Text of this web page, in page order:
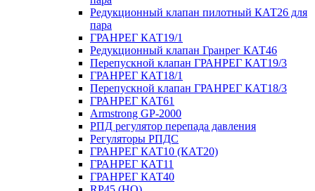
Редукционный клапан пилотный КАТ26 для
пара
ГРАНРЕГ КАТ19/1
Редукционный клапан Гранрег КАТ46
Перепускной клапан ГРАНРЕГ КАТ19/3
ГРАНРЕГ КАТ18/1
Перепускной клапан ГРАНРЕГ КАТ18/3
ГРАНРЕГ КАТ61
Armstrong GP-2000
РПД регулятор перепада давления
Регуляторы РПДС
ГРАНРЕГ КАТ10 (КАТ20)
ГРАНРЕГ КАТ11
ГРАНРЕГ КАТ40